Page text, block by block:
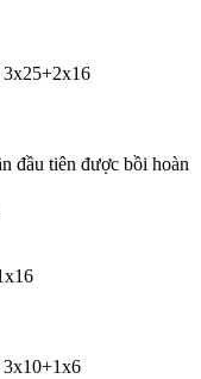
đầu tiên được bồi hoàn